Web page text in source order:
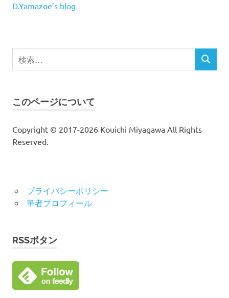
D.Yamazoe’s blog
検
索
検
このページについて
Copyright © 2017-2026 Kouichi Miyagawa All Rights
Reserved.
プライバシーポリシー
筆者プロフィール
RSSボタン